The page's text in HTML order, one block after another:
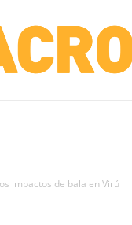
impactos de bala en Virú